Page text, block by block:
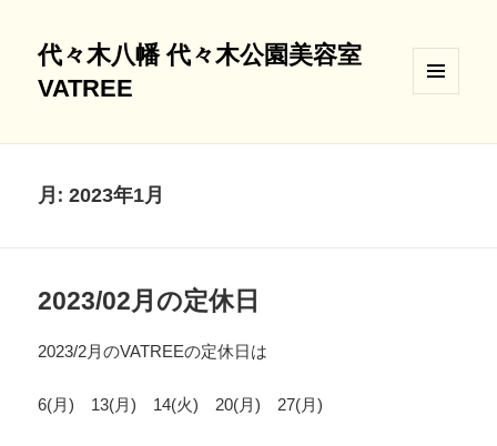
代々木八幡 代々木公園美容室
VATREE
ィジェ
月:2023年1月
2023/02月の定休日
2023/2月のVATREEの定休日は
6(月) 13(月) 14(火) 20(月) 27(月)